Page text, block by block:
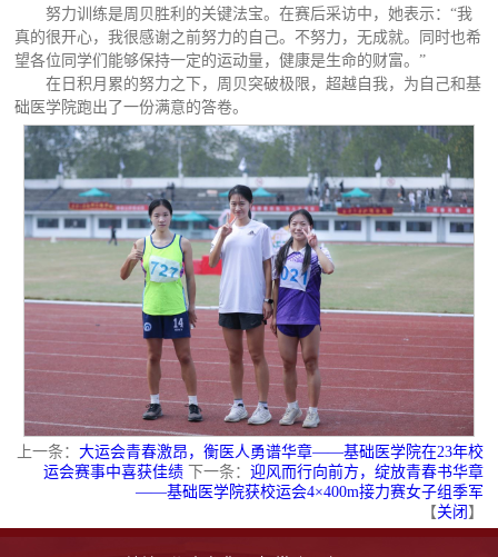
努力训练是周贝胜利的关键法宝。在赛后采访中，她表示：“我
真的很开心，我很感谢之前努力的自己。不努力，无成就。同时也希
望各位同学们能够保持一定的运动量，健康是生命的财富。”
在日积月累的努力之下，周贝突破极限，超越自我，为自己和基
础医学院跑出了一份满意的答卷。
上一条： 大运会青春激昂，衡医人勇谱华章——基础医学院在23年校
运会赛事中喜获佳绩下一条： 迎风而行向前方，绽放青春书华章
——基础医学院获校运会4×400m接力赛女子组季军
【关闭 】